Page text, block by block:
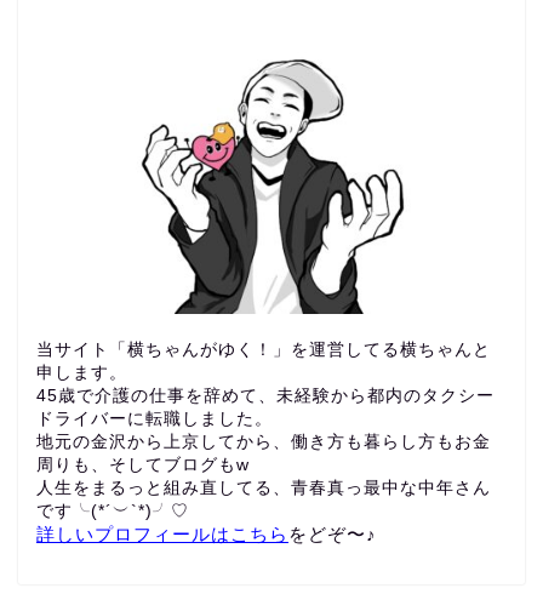
当サイト「横ちゃんがゆく！」を運営してる横ちゃんと
申します。
45歳で介護の仕事を辞めて、未経験から都内のタクシー
ドライバーに転職しました。
地元の金沢から上京してから、働き方も暮らし方もお金
周りも、 そしてブログもw
人生をまるっと組み直してる、青春真っ最中な中年さん
です╰(*´︶`*)╯♡
詳しいプロフィールはこちら をどぞ〜♪